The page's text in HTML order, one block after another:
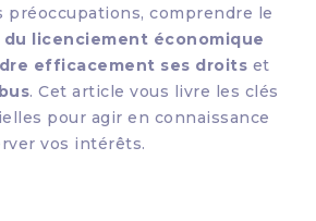
préoccupations, comprendre le
licenciement économique
efficacement ses droits et
. Cet article vous livre les clés
pour agir en connaissance
vos intérêts.